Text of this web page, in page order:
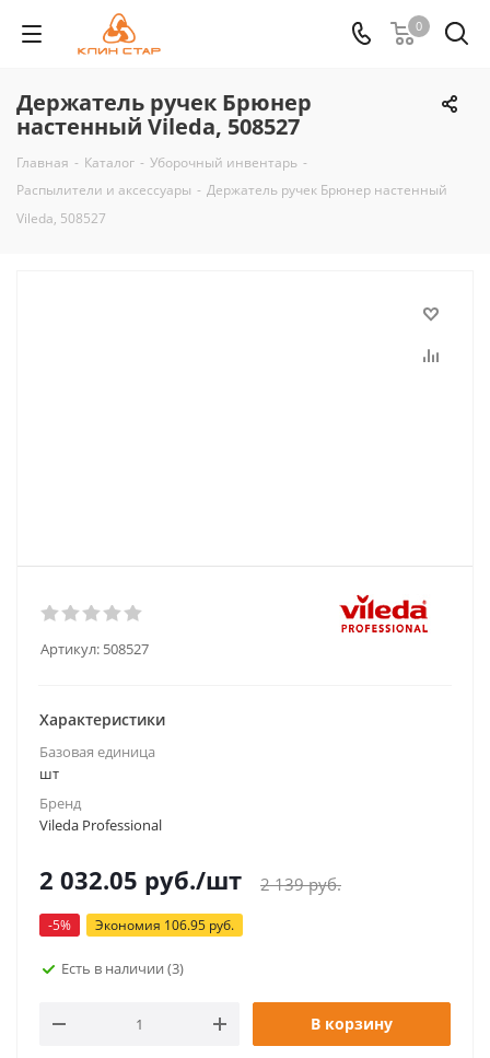
0
Держатель ручек Брюнер
настенный Vileda, 508527
Главная - Каталог - Уборочный инвентарь -
Распылители и аксессуары - Держатель ручек Брюнер настенный
Vileda, 508527
Артикул: 508527
Характеристики
Базовая единица
шт
Бренд
Vileda Professional
2 032.05 руб./шт 2 139руб.
-5% Экономия 106.95 руб.
Есть в наличии (3)
В корзину